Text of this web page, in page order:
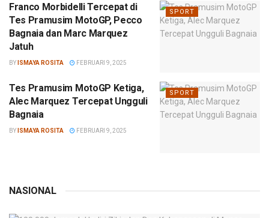
SPORT
Franco Morbidelli Tercepat di
Tes Pramusim MotoGP, Pecco
Bagnaia dan Marc Marquez
Jatuh
BY ISMAYA ROSITA FEBRUARI 9, 2025
SPORT
Tes Pramusim MotoGP Ketiga,
Alec Marquez Tercepat Ungguli
Bagnaia
BY ISMAYA ROSITA FEBRUARI 9, 2025
NASIONAL